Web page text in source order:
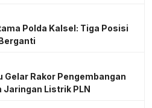
Polda Kalsel: Tiga Posisi
Gelar Rakor Pengembangan
Jaringan Listrik PLN